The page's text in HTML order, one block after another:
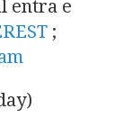
entra e
;